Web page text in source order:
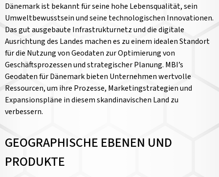
Dänemark ist bekannt für seine hohe Lebensqualität, sein
Umweltbewusstsein und seine technologischen Innovationen.
Das gut ausgebaute Infrastrukturnetz und die digitale
Ausrichtung des Landes machen es zu einem idealen Standort
für die Nutzung von Geodaten zur Optimierung von
Geschäftsprozessen und strategischer Planung. MBI’s
Geodaten für Dänemark bieten Unternehmen wertvolle
Ressourcen, um ihre Prozesse, Marketingstrategien und
Expansionspläne in diesem skandinavischen Land zu
verbessern.
GEOGRAPHISCHE EBENEN UND
PRODUKTE